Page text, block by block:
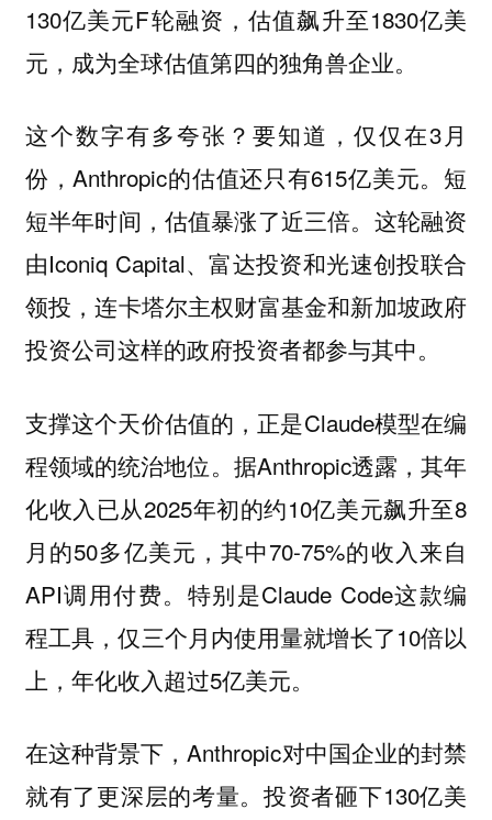
130亿美元F轮融资，估值飙升至1830亿美
元，成为全球估值第四的独角兽企业。
这个数字有多夸张？要知道，仅仅在3月
份，Anthropic的估值还只有615亿美元。短
短半年时间，估值暴涨了近三倍。这轮融资
由Iconiq Capital、富达投资和光速创投联合
领投，连卡塔尔主权财富基金和新加坡政府
投资公司这样的政府投资者都参与其中。
支撑这个天价估值的，正是Claude模型在编
程领域的统治地位。据Anthropic透露，其年
化收入已从2025年初的约10亿美元飙升至8
月的50多亿美元，其中70-75%的收入来自
API调用付费。特别是Claude Code这款编
程工具，仅三个月内使用量就增长了10倍以
上，年化收入超过5亿美元。
在这种背景下，Anthropic对中国企业的封禁
就有了更深层的考量。投资者砸下130亿美